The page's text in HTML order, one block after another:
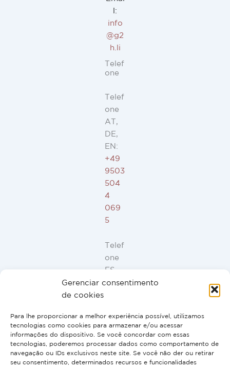
Gerenciar consentimento
de cookies
Para lhe proporcionar a melhor experiência possível, utilizamos
tecnologias como cookies para armazenar e/ou acessar
informações do dispositivo. Se você concordar com essas
tecnologias, poderemos processar dados como comportamento de
navegação ou IDs exclusivos neste site. Se você não der ou retirar
seu consentimento, determinados recursos e funcionalidades
l:
info
@g2
h.li
Telef
one
Telef
one
AT,
DE,
EN:
+49
9503
504
4
069
5
Telef
one
ES,
FR,
+34
946
44